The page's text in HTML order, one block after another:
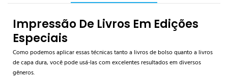
Impressão De Livros Em Edições
Especiais
Como podemos aplicar essas técnicas tanto a livros de bolso quanto a livros
de capa dura, você pode usá-las com excelentes resultados em diversos
gêneros.